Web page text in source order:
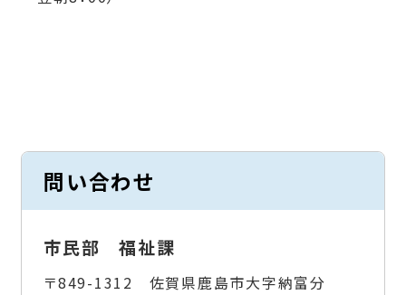
問い合わせ
市民部 福祉課
〒849-1312 佐賀県鹿島市大字納富分